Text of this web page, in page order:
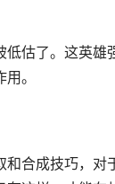
低估了。这英
。
合成技巧，对